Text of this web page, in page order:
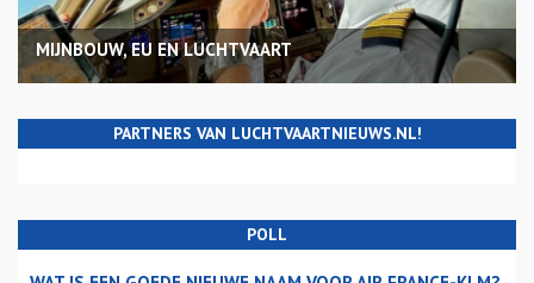
MIJNBOUW, EU EN LUCHTVAART
PARTNERS VAN LUCHTVAARTNIEUWS.NL!
POLL